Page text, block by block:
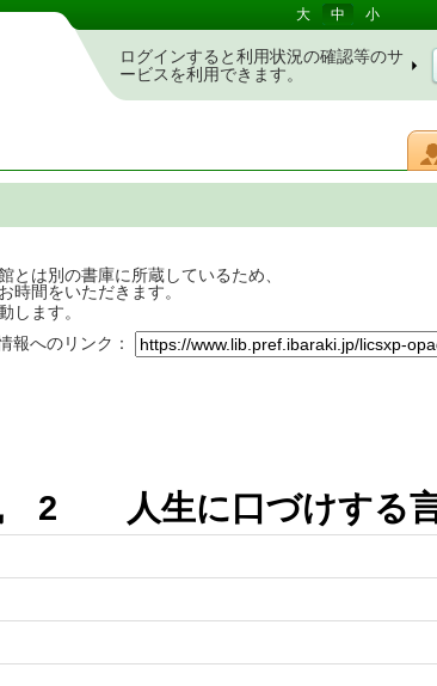
大 中 小
ログインすると利用状況の確認等のサ
ービスを利用できます。
は別の書庫に所蔵しているため、
時間をいただきます。
します。
報へのリンク：
2 人生に口づけする